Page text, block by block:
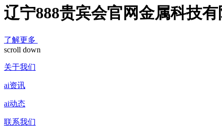
辽宁888贵宾会官网金属科技
了解更多
scroll down
关于我们
ai资讯
ai动态
联系我们